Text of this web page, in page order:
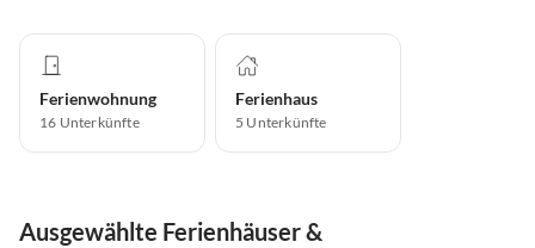
Ferienwohnung
16 Unterkünfte
Ferienhaus
5 Unterkünfte
Ausgewählte Ferienhäuser &